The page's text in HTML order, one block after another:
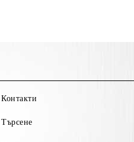
Контакти
Търсене